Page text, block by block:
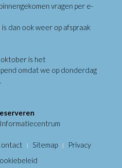
vragen per e-
dan ook weer op afspraak
oktober is het
omdat we op donderdag
Sitemap
Privacy